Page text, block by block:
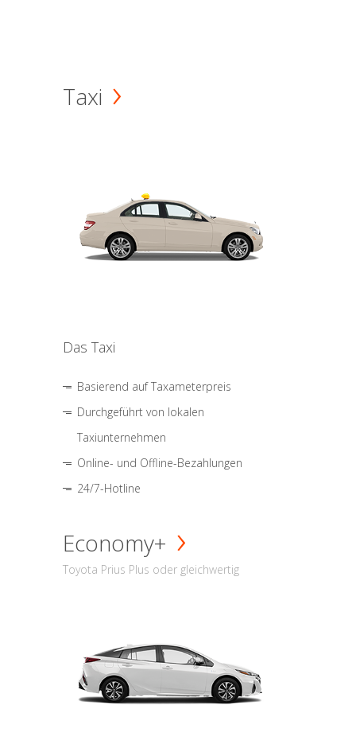
Taxi
Das Taxi
Basierend auf Taxameterpreis
Durchgeführt von lokalen
Taxiunternehmen
Online- und Offline-Bezahlungen
24/7-Hotline
Economy+
Toyota Prius Plus oder gleichwertig